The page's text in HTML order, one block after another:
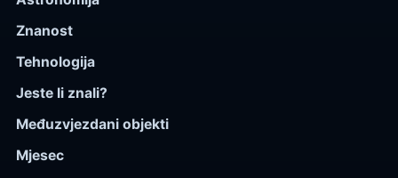
Znanost
Tehnologija
Jeste li znali?
Međuzvjezdani objekti
Mjesec